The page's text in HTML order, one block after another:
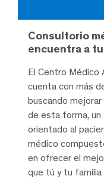
Consultorio
encuentra a
El Centro Médico
cuenta con más
buscando mejorar
de esta forma, un
orientado al
médico
en ofrecer el
que tú y tu familia